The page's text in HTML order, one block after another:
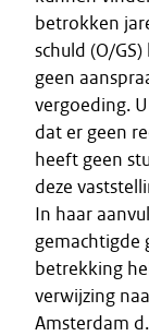
betrokken
schuld (O/
geen
vergoeding.
dat er geen
heeft geen
deze
In haar
gemachtigde
betrekking
verwijzing
Amsterdam